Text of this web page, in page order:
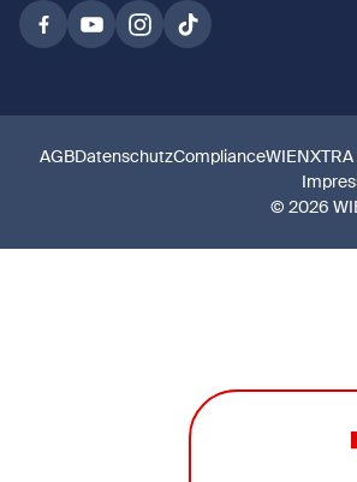
© 2026
AGBDatenschutzCompliance